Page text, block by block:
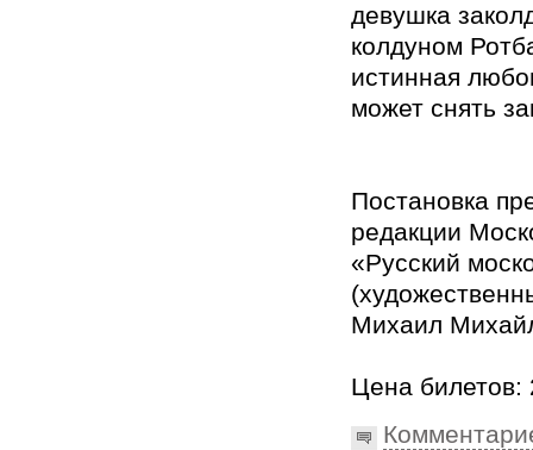
девушка
колдуном
истинная
может снять
Постановка
редакции
«Русский
Михаил
Цена билетов: